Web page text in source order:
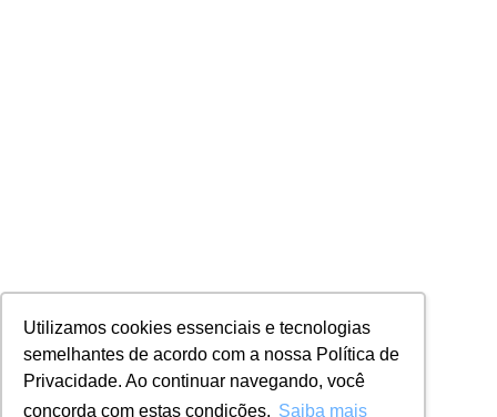
Utilizamos cookies essenciais e tecnologias
semelhantes de acordo com a nossa Política de
Privacidade. Ao continuar navegando, você
concorda com estas condições. Saiba mais